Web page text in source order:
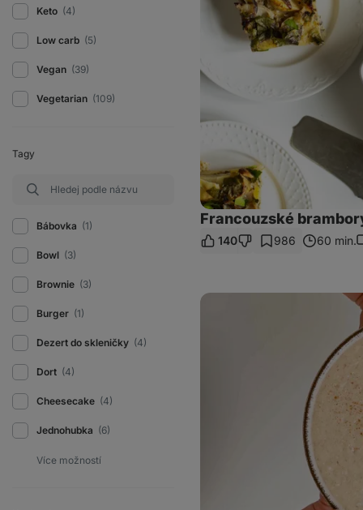
Keto (4)
Low carb (5)
Vegan (39)
Vegetarian (109)
Tagy
Bábovka (1)
Bowl (3)
Brownie (3)
Burger (1)
Dezert do skleničky (4)
Dort (4)
Cheesecake (4)
Jednohubka (6)
Francouzské
140 986 60 min.
Krémová